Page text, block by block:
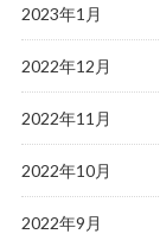
2023年1月
2022年12月
2022年11月
2022年10月
2022年9月